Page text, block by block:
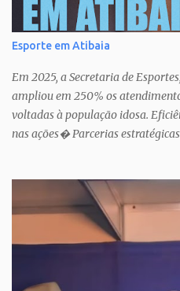
Esporte em Atibaia
Em 2025, a Secretaria de
ampliou em 250% os
voltadas à população idosa.
nas ações� Parcerias